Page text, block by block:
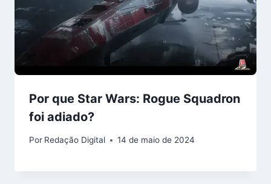
Por que Star Wars: Rogue Squadron
foi adiado?
Por Redação Digital 14 de maio de 2024